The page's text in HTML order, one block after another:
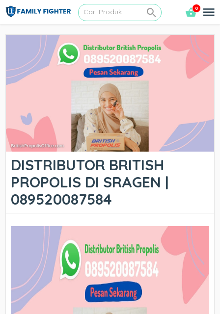
0
DISTRIBUTOR BRITISH
PROPOLIS DI SRAGEN |
089520087584